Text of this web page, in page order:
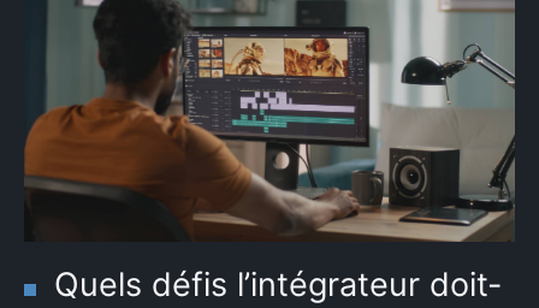
Quels défis l’intégrateur doit-